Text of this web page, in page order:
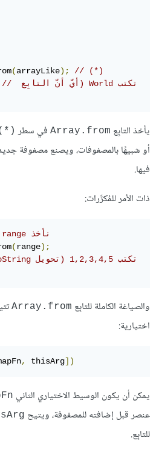
(arrayLike);
// (*)
// ‫تكتب World (أيّ أنّ التابِع
يأخذ التابِع Array.from في سطر
أو شبيهًا بالمصفوفات، ويصنع مصفوفة
فيها.
ذات الأمر للمُكرَّرات:
// ‫نأخذ range من المثال أعلاه
(range);
والصياغة الكاملة للتابِع Array.from
اختيارية:
, thisArg])
يمكن أن يكون الوسيط الاختياري الثاني
عنصر قبل إضافته للمصفوفة، ويتيح
للتابِع.